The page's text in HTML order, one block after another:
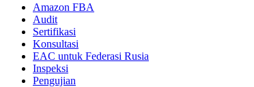
Amazon FBA
Audit
Sertifikasi
Konsultasi
EAC untuk Federasi Rusia
Inspeksi
Pengujian